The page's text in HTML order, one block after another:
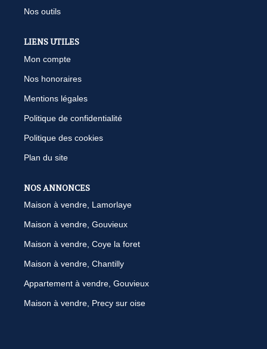
Nos outils
LIENS UTILES
Mon compte
Nos honoraires
Mentions légales
Politique de confidentialité
Politique des cookies
Plan du site
NOS ANNONCES
Maison à vendre, Lamorlaye
Maison à vendre, Gouvieux
Maison à vendre, Coye la foret
Maison à vendre, Chantilly
Appartement à vendre, Gouvieux
Maison à vendre, Precy sur oise